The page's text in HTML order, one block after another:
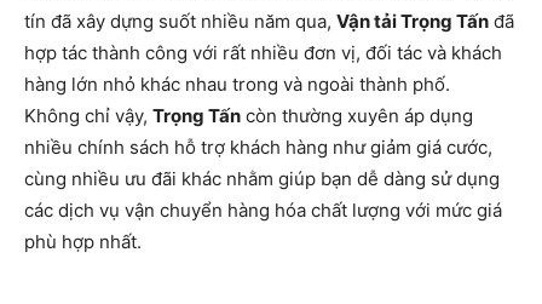
tín đã xây dựng suốt nhiều năm qua, Vận tải Trọng Tấn đã
hợp tác thành công với rất nhiều đơn vị, đối tác và khách
hàng lớn nhỏ khác nhau trong và ngoài thành phố.
Không chỉ vậy, Trọng Tấn còn thường xuyên áp dụng
nhiều chính sách hỗ trợ khách hàng như giảm giá cước,
cùng nhiều ưu đãi khác nhằm giúp bạn dễ dàng sử dụng
các dịch vụ vận chuyển hàng hóa chất lượng với mức giá
phù hợp nhất.